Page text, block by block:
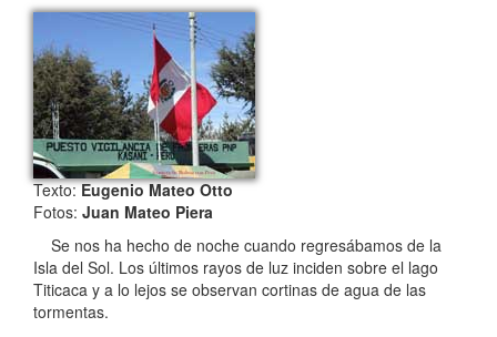
Texto:Eugenio Mateo Otto
Fotos: Juan Mateo Piera
Se nos ha hecho de noche cuando regresábamos de la
Isla del Sol. Los últimos rayos de luz inciden sobre el lago
Titicaca y a lo lejos se observan cortinas de agua de las
tormentas.